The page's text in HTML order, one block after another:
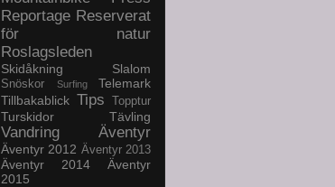
Reportage Reserverat
för natur
Roslagsleden
Skidåkning Slalom
Snöskor Surfing
Telemark
Tillbakablick Tips Topptur
Turskidor Tävling
Vandring Äventyr
Äventyr 2012 Äventyr 2013
Äventyr 2014
Äventyr
2015